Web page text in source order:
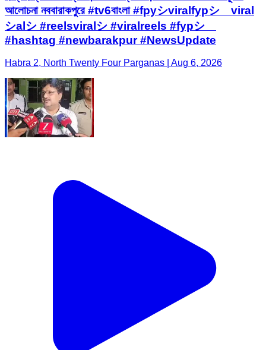
আলোচনা নববারাকপুরে #tv6বাংলা #fpyシviralfypシ゚viral
シalシ #reelsviralシ #viralreels #fypシ゚
#hashtag #newbarakpur #NewsUpdate
Habra 2, North Twenty Four Parganas | Aug 6, 2026